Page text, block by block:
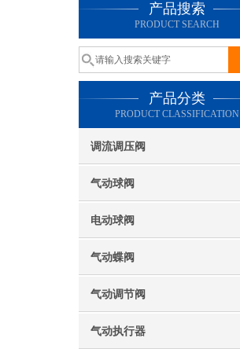
产品搜索
PRODUCT SEARCH
产品分类
PRODUCT CLASSIFICATION
调流调压阀
气动球阀
电动球阀
气动蝶阀
气动调节阀
气动执行器